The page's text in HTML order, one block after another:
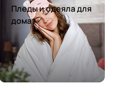
Пледы и одеяла для
дома